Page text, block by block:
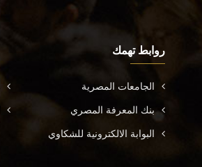
روابط تهمك
الجامعات المصرية
بنك المعرفة المصري
البوابة الالكترونية للشكاوي